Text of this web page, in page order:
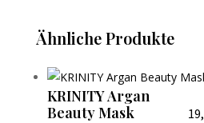
Ähnliche Produkte
KRINITY Argan
Beauty Mask